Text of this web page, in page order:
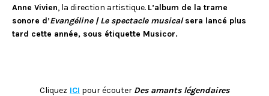
Anne Vivien, la direction artistique. L’album de la trame
sonore d’Evangéline | Le spectacle musicalsera lancé plus
tard cette année, sous étiquette Musicor.
Cliquez ICI pour écouter Des amants légendaires